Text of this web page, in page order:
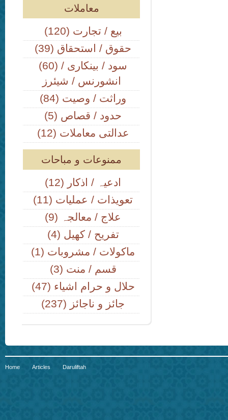
معاملات
(120) بیع / تجارت
(39) حقوق / استحقاق
(60) سود / بینکاری /
انشورنس / شیئرز
(84) وراثت / وصیت
(5) حدود / قصاص
(12) عدالتی معاملات
ممنوعات و مباحات
(12) ادعیہ / اذکار
(11) تعویذات / عملیات
(9) علاج / معالجہ
(4) تفریح / کھیل
(1) ماکولات / مشروبات
(3) قسم / منت
(47) حلال و حرام اشیاء
(237) جائز و ناجائز
Home Articles Daruliftah